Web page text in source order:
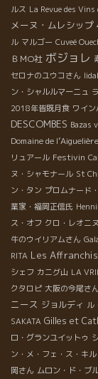
ルス La Revue des Vins
メーヌ・ムレシップ
ル マルゴー Cuveé
ＢＭО社 ボジョレ
セロナのユウコさん
ン・シャルルマーニュ
2018年皆既月食 ワイ
DESCOMBES Bazas
Domaine de l’Aiguelière
リュアール Festivin
ヌ・シャモナール St
ン・タン プロムナード
業家・福岡正信氏
ス・オフ クロ・レオニヌ
牛のウイリアムさん
RITA Les Affranchis
シェフ カニグ山 LA
クタロピ 大阪の今尾さん
ニース ジョルディ ル
SAKATA Gilles et
ロ・グランユイットゥ
ン・メ・フェ・ス・キ
岡さん ムロン・ド・ブ